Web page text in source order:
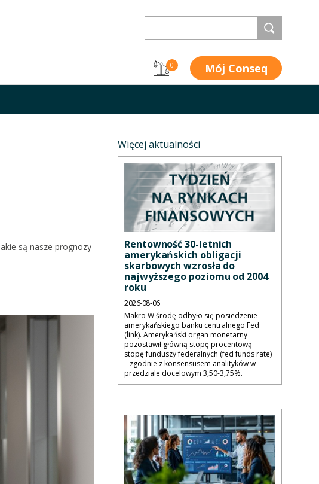
0 Mój Conseq
są nasze prognozy
Więcej aktualności
Rentowność 30-letnich
amerykańskich obligacji
skarbowych wzrosła do
najwyższego poziomu od 2004
roku
2026-08-06
Makro W środę odbyło się posiedzenie
amerykańskiego banku centralnego Fed
(link). Amerykański organ monetarny
pozostawił główną stopę procentową –
stopę funduszy federalnych (fed funds rate)
– zgodnie z konsensusem analityków w
przedziale docelowym 3,50-3,75%.